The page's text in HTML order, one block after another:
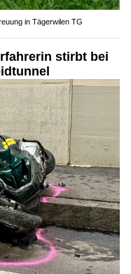
in Tägerwilen TG
stirbt bei